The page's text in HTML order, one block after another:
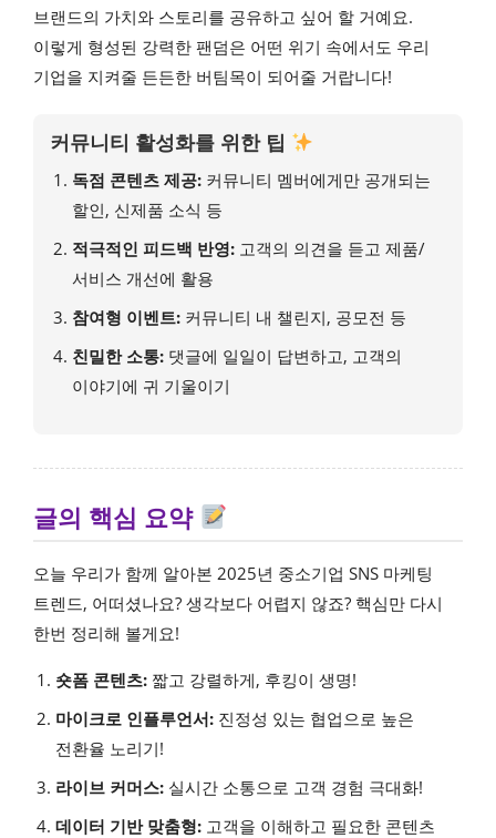
브랜드의 가치와 스토리를 공유하고 싶어 할 거예요.
이렇게 형성된 강력한 팬덤은 어떤 위기 속에서도 우리
기업을 지켜줄 든든한 버팀목이 되어줄 거랍니다!
커뮤니티 활성화를 위한 팁
독점 콘텐츠 제공: 커뮤니티 멤버에게만 공개되는
할인, 신제품 소식 등
적극적인 피드백 반영: 고객의 의견을 듣고 제품/
서비스 개선에 활용
참여형 이벤트: 커뮤니티 내 챌린지, 공모전 등
친밀한 소통: 댓글에 일일이 답변하고, 고객의
이야기에 귀 기울이기
글의 핵심 요약
오늘 우리가 함께 알아본 2025년 중소기업 SNS 마케팅
트렌드, 어떠셨나요? 생각보다 어렵지 않죠? 핵심만 다시
한번 정리해 볼게요!
숏폼 콘텐츠: 짧고 강렬하게, 후킹이 생명!
마이크로 인플루언서: 진정성 있는 협업으로 높은
전환율 노리기!
라이브 커머스: 실시간 소통으로 고객 경험 극대화!
데이터 기반 맞춤형: 고객을 이해하고 필요한 콘텐츠